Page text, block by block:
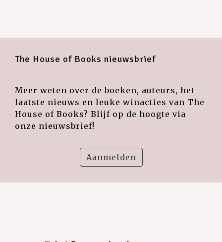
The House of Books nieuwsbrief
Meer weten over de boeken, auteurs, het
laatste nieuws en leuke winacties van The
House of Books? Blijf op de hoogte via
onze nieuwsbrief!
Aanmelden